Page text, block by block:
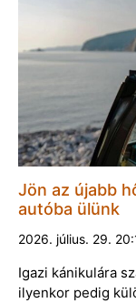
Jön az újabb
autóba ülünk
2026. július. 29.
Igazi kánikulára
ilyenkor pedig